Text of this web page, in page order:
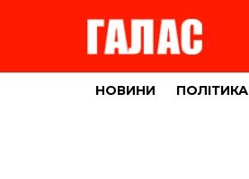
НОВИНИ ПОЛІТИКА